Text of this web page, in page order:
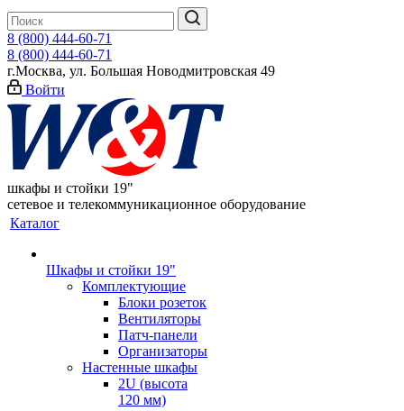
8 (800) 444-60-71
8 (800) 444-60-71
г.Москва, ул. Большая Новодмитровская 49
Войти
шкафы и стойки 19"
сетевое и телекоммуникационное оборудование
Каталог
Шкафы и стойки 19"
Комплектующие
Блоки розеток
Вентиляторы
Патч-панели
Организаторы
Настенные шкафы
2U (высота
120 мм)